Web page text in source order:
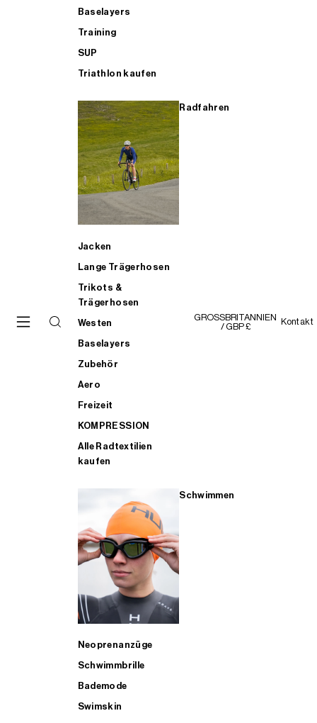
Baselayers
Training
SUP
Triathlon kaufen
Radfahren
Jacken
Lange Trägerhosen
Trikots &
Trägerhosen
Westen
Baselayers
Zubehör
Aero
Freizeit
KOMPRESSION
Alle Radtextilien
kaufen
Schwimmen
Neoprenanzüge
Schwimmbrille
Bademode
Swimskin
GROSSBRITANNIEN
/ GBP £
Kontakt